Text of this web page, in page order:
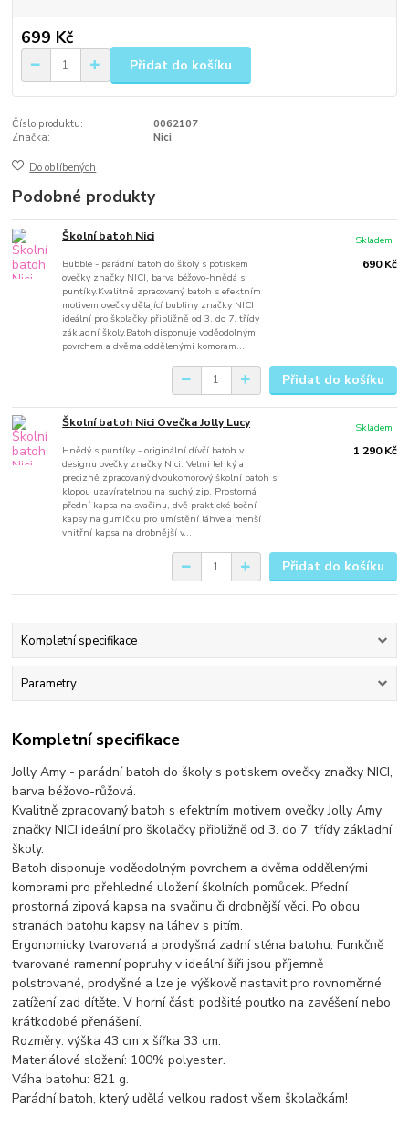
699 Kč
Přidat do košíku
Číslo produktu:
0062107
Značka:
Nici
Do oblíbených
Podobné produkty
Školní batoh Nici
Bubble - parádní batoh do školy s potiskem
ovečky značky NICI, barva béžovo-hnědá s
puntíky.Kvalitně zpracovaný batoh s efektním
motivem ovečky dělající bubliny značky NICI
ideální pro školačky přibližně od 3. do 7. třídy
základní školy.Batoh disponuje voděodolným
povrchem a dvěma oddělenými komoram...
690 Kč
Skladem
Přidat do košíku
Školní batoh Nici Ovečka Jolly Lucy
Hnědý s puntíky - originální dívčí batoh v
designu ovečky značky Nici. Velmi lehký a
precizně zpracovaný dvoukomorový školní batoh s
klopou uzavíratelnou na suchý zip. Prostorná
přední kapsa na svačinu, dvě praktické boční
kapsy na gumičku pro umístění láhve a menší
vnitřní kapsa na drobnější v...
1 290 Kč
Skladem
Přidat do košíku
Kompletní specifikace
Parametry
Kompletní specifikace
Jolly Amy - parádní batoh do školy s potiskem ovečky značky NICI,
barva béžovo-růžová.
Kvalitně zpracovaný batoh s efektním motivem ovečky Jolly Amy
značky NICI ideální pro školačky přibližně od 3. do 7. třídy základní
školy.
Batoh disponuje voděodolným povrchem a dvěma oddělenými
komorami pro přehledné uložení školních pomůcek. Přední
prostorná zipová kapsa na svačinu či drobnější věci. Po obou
stranách batohu kapsy na láhev s pitím.
Ergonomicky tvarovaná a prodyšná zadní stěna batohu. Funkčně
tvarované ramenní popruhy v ideální šíři jsou příjemně
polstrované, prodyšné a lze je výškově nastavit pro rovnoměrné
zatížení zad dítěte. V horní části podšité poutko na zavěšení nebo
krátkodobé přenášení.
Rozměry: výška 43 cm x šířka 33 cm.
Materiálové složení: 100% polyester.
Váha batohu: 821 g.
Parádní batoh, který udělá velkou radost všem školačkám!